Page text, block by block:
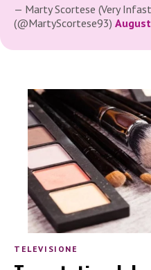
— Marty Scortese (Very
(@MartyScortese93)
TELEVISIONE